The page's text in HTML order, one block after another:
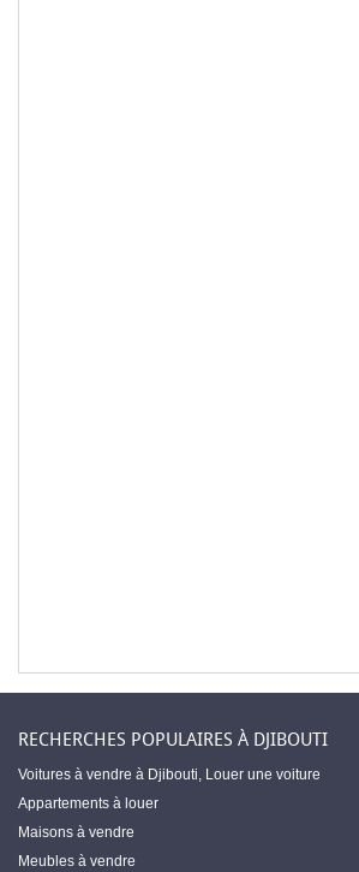
RECHERCHES POPULAIRES À DJIBOUTI
Voitures à vendre à Djibouti, Louer une voiture
Appartements à louer
Maisons à vendre
Meubles à vendre